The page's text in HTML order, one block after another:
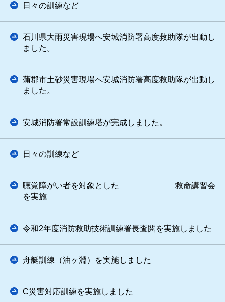
日々の訓練など
石川県大雨災害現場へ安城消防署高度救助隊が出動し
ました。
蒲郡市土砂災害現場へ安城消防署高度救助隊が出動し
ました。
安城消防署常設訓練塔が完成しました。
日々の訓練など
聴覚障がい者を対象とした 救命講習会
を実施
令和2年度消防救助技術訓練署長査閲を実施しました
舟艇訓練（油ヶ淵）を実施しました
C災害対応訓練を実施しました